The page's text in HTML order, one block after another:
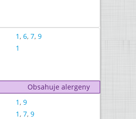
1, 6, 7, 9
1
Obsahuje alergeny
1, 9
1, 7, 9